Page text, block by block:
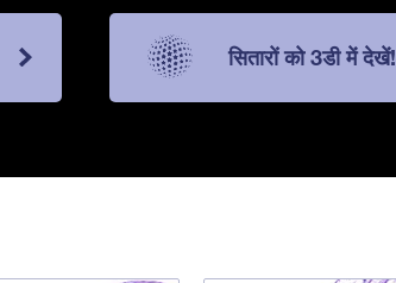
सितारों को 3डी में देखें!